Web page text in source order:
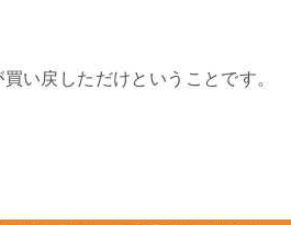
い戻しただけということです。